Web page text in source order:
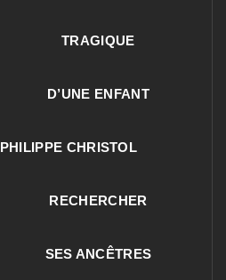
TRAGIQUE
D’UNE ENFANT
PHILIPPE CHRISTOL
RECHERCHER
SES ANCÊTRES